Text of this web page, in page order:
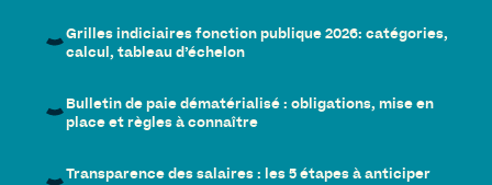
Grilles indiciaires fonction publique 2026: catégories,
calcul, tableau d’échelon
Bulletin de paie dématérialisé : obligations, mise en
place et règles à connaître
Transparence des salaires : les 5 étapes à anticiper